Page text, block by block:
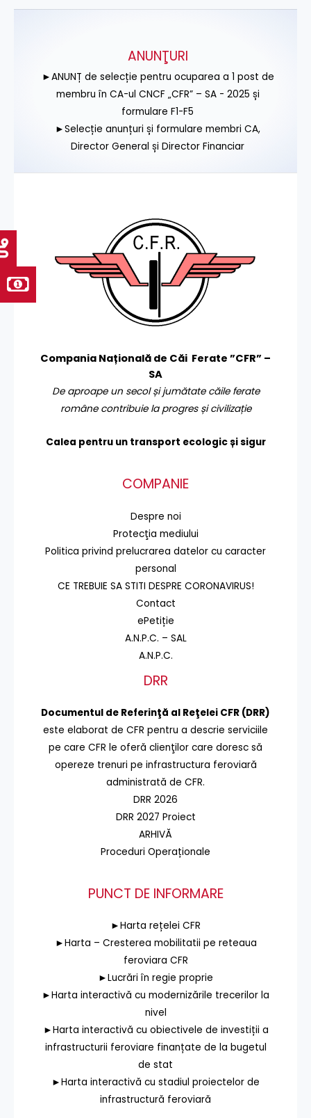
ANUNŢURI
►ANUNȚ de selecție pentru ocuparea a 1 post de
membru în CA-ul CNCF „CFR” – SA - 2025 și
formulare F1-F5
►Selecție anunțuri și formulare membri CA,
Director General și Director Financiar
Compania Națională de Căi Ferate ”CFR” –
SA
De aproape un secol și jumătate căile ferate
române contribuie la progres și civilizație
Calea pentru un transport ecologic și sigur
COMPANIE
Despre noi
Protecţia mediului
Politica privind prelucrarea datelor cu caracter
personal
CE TREBUIE SA STITI DESPRE CORONAVIRUS!
Contact
ePetiție
A.N.P.C. – SAL
A.N.P.C.
DRR
Documentul de Referinţă al Reţelei CFR (DRR)
este elaborat de CFR pentru a descrie serviciile
pe care CFR le oferă clienţilor care doresc să
opereze trenuri pe infrastructura feroviară
administrată de CFR.
DRR 2026
DRR 2027 Proiect
ARHIVĂ
Proceduri Operaționale
PUNCT DE INFORMARE
►Harta rețelei CFR
►Harta – Cresterea mobilitatii pe reteaua
feroviara CFR
►Lucrări în regie proprie
►Harta interactivă cu modernizările trecerilor la
nivel
►Harta interactivă cu obiectivele de investiții a
infrastructurii feroviare finanțate de la bugetul
de stat
►Harta interactivă cu stadiul proiectelor de
infrastructură feroviară